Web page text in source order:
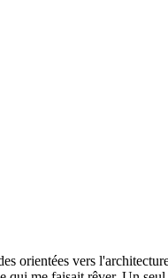
orientées vers